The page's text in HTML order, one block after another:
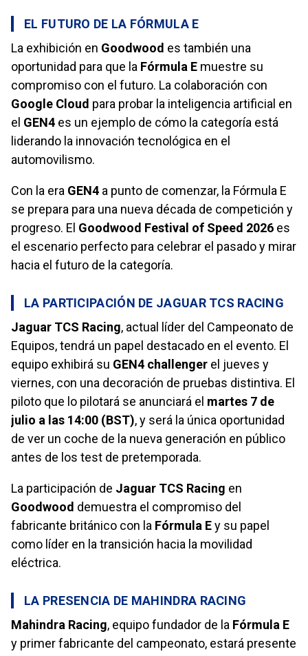
EL FUTURO DE LA FÓRMULA E
La exhibición en Goodwood es también una
oportunidad para que la Fórmula E muestre su
compromiso con el futuro. La colaboración con
Google Cloud para probar la inteligencia artificial en
el GEN4 es un ejemplo de cómo la categoría está
liderando la innovación tecnológica en el
automovilismo.
Con la era GEN4 a punto de comenzar, la Fórmula E
se prepara para una nueva década de competición y
progreso. El Goodwood Festival of Speed 2026 es
el escenario perfecto para celebrar el pasado y mirar
hacia el futuro de la categoría.
LA PARTICIPACIÓN DE JAGUAR TCS RACING
Jaguar TCS Racing, actual líder del Campeonato de
Equipos, tendrá un papel destacado en el evento. El
equipo exhibirá su GEN4 challenger el jueves y
viernes, con una decoración de pruebas distintiva. El
piloto que lo pilotará se anunciará el martes 7 de
julio a las 14:00 (BST), y será la única oportunidad
de ver un coche de la nueva generación en público
antes de los test de pretemporada.
La participación de Jaguar TCS Racing en
Goodwood demuestra el compromiso del
fabricante británico con la Fórmula Ey su papel
como líder en la transición hacia la movilidad
eléctrica.
LA PRESENCIA DE MAHINDRA RACING
Mahindra Racing, equipo fundador de la Fórmula E
y primer fabricante del campeonato, estará presente